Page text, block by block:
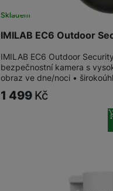
IMILAB EC6 Outdoor
Skladem
IMILAB EC6 Outdoor
bezpečnostní kamera s
obraz ve dne/noci •
1 499 Kč